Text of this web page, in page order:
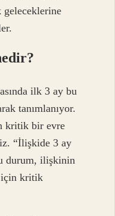
ilk 3 ay bu
tanımlanıyor.
kritik bir evre
“İlişkide 3 ay
durum, ilişkinin
için kritik